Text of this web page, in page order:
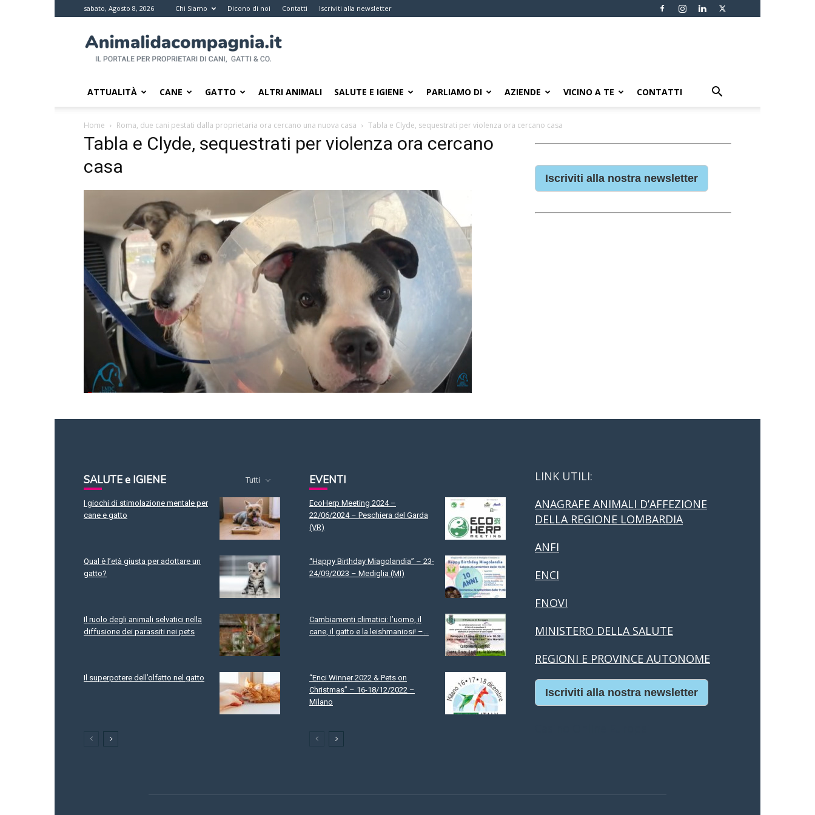
sabato, Agosto 8, 2026 Chi Siamo Dicono di noi Contatti Iscriviti alla newsletter
da
compagnia
Il
i
proprietari
ATTUALITÀ CANE GATTO ALTRI ANIMALI SALUTE E IGIENE PARLIAMO DI AZIENDE VICINO A TE CONTATTI
Home Roma, due cani pestati dalla proprietaria ora cercano una nuova casa Tabla e Clyde, sequestrati per violenza ora cercano casa
Tabla e Clyde, sequestrati per violenza ora cercano
casa
Iscriviti alla nostra newsletter
SALUTE e IGIENE Tutti
I giochi di stimolazione mentale per
cane e gatto
Qual è l’età giusta per adottare un
gatto?
Il ruolo degli animali selvatici nella
diffusione dei parassiti nei pets
Il superpotere dell’olfatto nel gatto
EVENTI
EcoHerp Meeting 2024 –
22/06/2024 – Peschiera del Garda
(VR)
“Happy Birthday Miagolandia” – 23-
24/09/2023 – Mediglia (MI)
Cambiamenti climatici: l’uomo, il
cane, il gatto e la leishmaniosi! –...
“Enci Winner 2022 & Pets on
Christmas” – 16-18/12/2022 –
Milano
LINK UTILI:
ANAGRAFE ANIMALI D’AFFEZIONE
DELLA REGIONE LOMBARDIA
ANFI
ENCI
FNOVI
MINISTERO DELLA SALUTE
REGIONI E PROVINCE AUTONOME
Iscriviti alla nostra newsletter